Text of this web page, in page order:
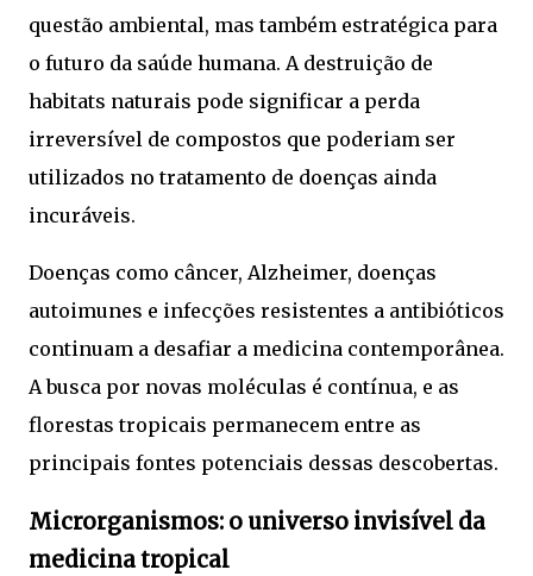
questão ambiental, mas também estratégica para
o futuro da saúde humana. A destruição de
habitats naturais pode significar a perda
irreversível de compostos que poderiam ser
utilizados no tratamento de doenças ainda
incuráveis.
Doenças como câncer, Alzheimer, doenças
autoimunes e infecções resistentes a antibióticos
continuam a desafiar a medicina contemporânea.
A busca por novas moléculas é contínua, e as
florestas tropicais permanecem entre as
principais fontes potenciais dessas descobertas.
Microrganismos: o universo invisível da
medicina tropical